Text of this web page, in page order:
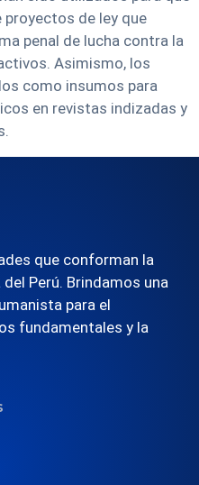
de ley que
penal de lucha contra la
Asimismo, los
como insumos para
en revistas indizadas y
que conforman la
Perú. Brindamos una
para el
fundamentales y la